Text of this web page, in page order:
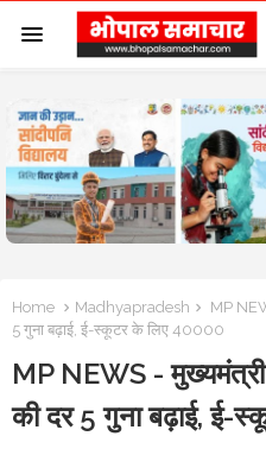
Home Madhyapradesh
MP
5 गुना बढ़ाई, ई-स्कूटर के लिए 40000
MP NEWS -
की दर 5 गुना बढ़ाई, ई-